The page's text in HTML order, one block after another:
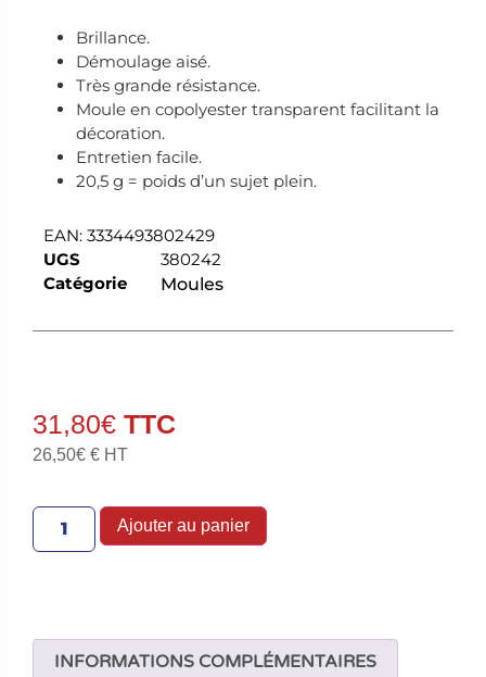
Brillance.
Démoulage aisé.
Très grande résistance.
Moule en copolyester transparent facilitant la
décoration.
Entretien facile.
20,5 g = poids d’un sujet plein.
EAN: 3334493802429
UGS
380242
Catégorie
Moules
31,80€
26,50€ € HT
Ajouter au panier
INFORMATIONS COMPLÉMENTAIRES